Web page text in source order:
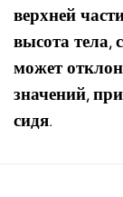
верхней
высота тела,
может
значений,
сидя.